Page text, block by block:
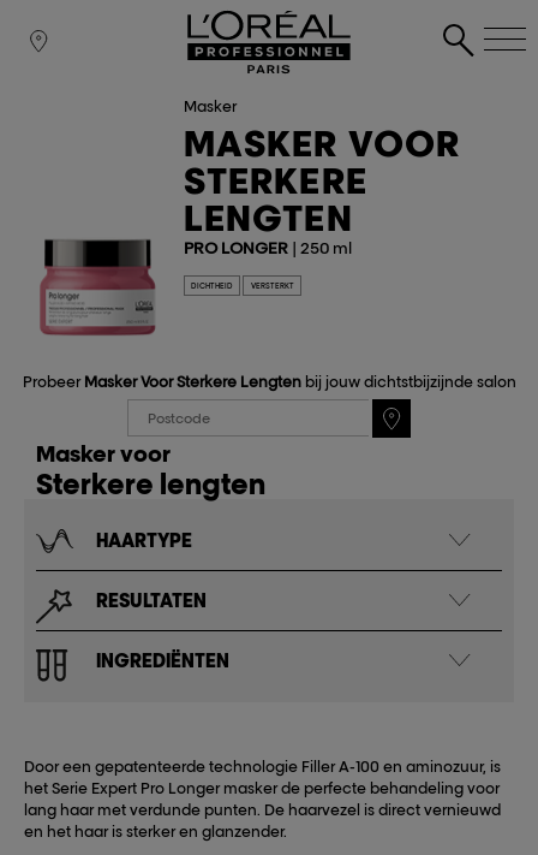
Masker
MASKER VOOR
STERKERE
LENGTEN
PRO LONGER| 250 ml
DICHTHEID VERSTERKT
Probeer Masker Voor Sterkere Lengten bij jouw dichtstbijzijnde salon
Masker voor
Sterkere lengten
HAARTYPE
RESULTATEN
INGREDIËNTEN
Door een gepatenteerde technologie Filler A-100 en aminozuur, is
het Serie Expert Pro Longer masker de perfecte behandeling voor
lang haar met verdunde punten. De haarvezel is direct vernieuwd
en het haar is sterker en glanzender.